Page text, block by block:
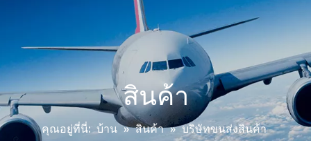
สินค้า
คุณอยู่ที่นี่: บ้าน » สินค้า » บริษัทขนส่งสินค้า